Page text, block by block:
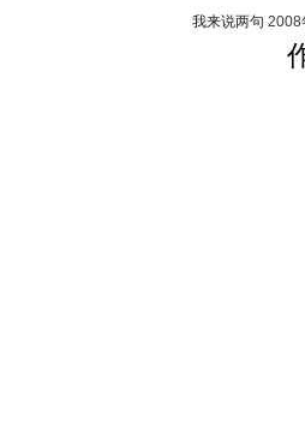
我来说两句 2008